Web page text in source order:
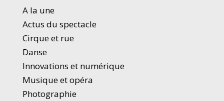
A la une
Actus du spectacle
Cirque et rue
Danse
Innovations et numérique
Musique et opéra
Photographie